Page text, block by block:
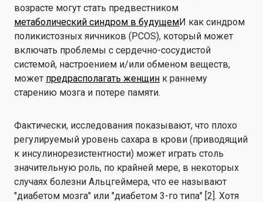
возрасте могут стать предвестником
метаболический синдром в будущемИ как синдром
поликистозных яичников (PCOS), который может
включать проблемы с сердечно-сосудистой
системой, настроением и/или обменом веществ,
может предрасполагать женщин к раннему
старению мозга и потере памяти.
Фактически, исследования показывают, что плохо
регулируемый уровень сахара в крови (приводящий
к инсулинорезистентности) может играть столь
значительную роль, по крайней мере, в некоторых
случаях болезни Альцгеймера, что ее называют
"диабетом мозга" или "диабетом 3-го типа" [2]. Хотя